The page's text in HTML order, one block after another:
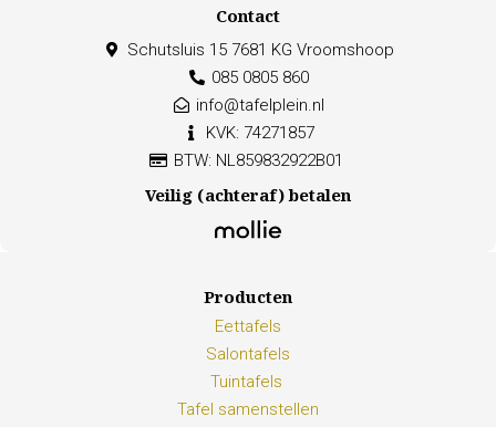
Contact
Schutsluis 15 7681 KG Vroomshoop
085 0805 860
info@tafelplein.nl
KVK: 74271857
BTW: NL859832922B01
Veilig (achteraf) betalen
Producten
Eettafels
Salontafels
Tuintafels
Tafel samenstellen